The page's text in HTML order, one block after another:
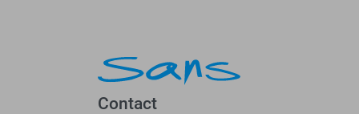
Contact